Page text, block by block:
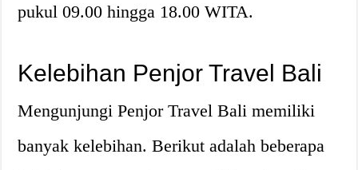
pukul 09.00 hingga 18.00 WITA.
Kelebihan Penjor Travel Bali
Mengunjungi Penjor Travel Bali memiliki
banyak kelebihan. Berikut adalah beberapa